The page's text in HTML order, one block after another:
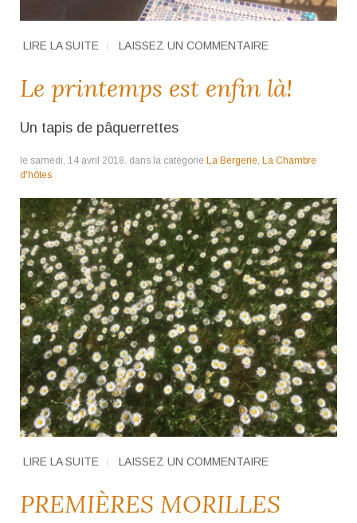
LIRE LA SUITE LAISSEZ UN COMMENTAIRE
Le printemps est enfin là!
Un tapis de pâquerrettes
le samedi, 14 avril 2018. dans la catégorie La Bergerie, La Chambre
d'hôtes
LIRE LA SUITE LAISSEZ UN COMMENTAIRE
PREMIÈRES MORILLES